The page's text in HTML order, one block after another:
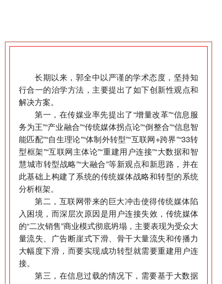
长期以来，郭全中以严谨的学术态度，坚持知
行合一的治学方法，主要提出了如下创新性观点和
解决方案。
第一，在传媒业率先提出了“增量改革”“信息服
务为王”“产业融合”“传统媒体拐点论”“倒整合”“信息智
能匹配”“自生理论”“体制外转型”“互联网+跨界”“33转
型框架”“互联网主体论”“重建用户连接”“大数据和智
慧城市转型战略”“大融合”等新观点和新思路，并在
此基础上构建了系统的传统媒体战略和转型的系统
分析框架。
第二，互联网带来的巨大冲击使得传统媒体陷
入困境，而深层次原因是用户连接失效，传统媒体
的“二次销售”商业模式彻底坍塌，主要表现为受众大
量流失、广告断崖式下滑、骨干大量流失和传播力
大幅度下滑，而要实现成功转型就需要重建用户连
接。
第三，在信息过载的情况下，需要基于大数据